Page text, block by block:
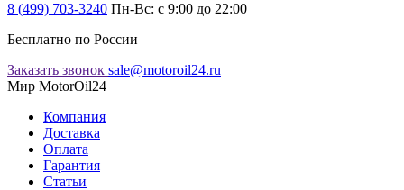
8 (499) 703-3240 Пн-Вс: с 9:00 до 22:00
Бесплатно по России
Заказать звонок sale@motoroil24.ru
Мир MotorOil24
Компания
Доставка
Оплата
Гарантия
Статьи